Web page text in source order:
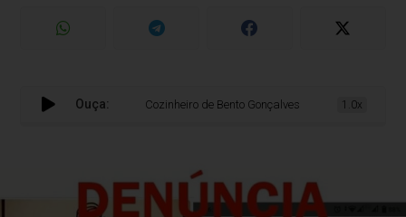
Ouça: Cozinheiro de Bento Gonçalves se envolve em1.0x